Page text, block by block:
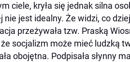
ciele, kryła się jednak silna
nie jest idealny. Że widzi, co
przeżywała tzw. Praską
że socjalizm może mieć ludzką
obojętna. Podpisała słynny